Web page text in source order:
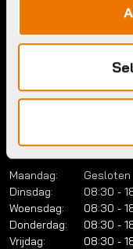
Telefoon:
036
1315 BP
Openingstijden
Maandag:
Gesloten
Dinsdag:
08:30 -
Woensdag:
08:30 -
Donderdag:
08:30 -
Vrijdag:
08:30 -